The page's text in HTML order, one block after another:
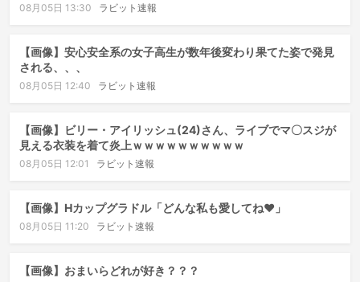
08月05日 13:30 ラビット速報
【画像】安心安全系の女子高生が数年後変わり果てた姿で発見
される、、、
08月05日 12:40 ラビット速報
【画像】ビリー・アイリッシュ(24)さん、ライブでマ〇スジが
見える衣装を着て炎上ｗｗｗｗｗｗｗｗｗｗ
08月05日 12:01 ラビット速報
【画像】Hカップグラドル「どんな私も愛してね♥」
08月05日 11:20 ラビット速報
【画像】おまいらどれが好き？？？